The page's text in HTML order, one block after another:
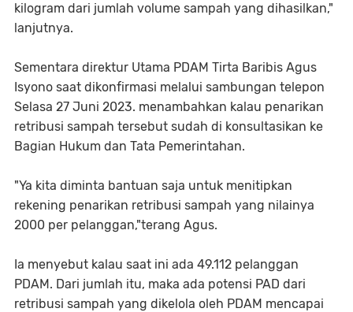
kilogram dari jumlah volume sampah yang dihasilkan,"
lanjutnya.
Sementara direktur Utama PDAM Tirta Baribis Agus
Isyono saat dikonfirmasi melalui sambungan telepon
Selasa 27 Juni 2023. menambahkan kalau penarikan
retribusi sampah tersebut sudah di konsultasikan ke
Bagian Hukum dan Tata Pemerintahan.
"Ya kita diminta bantuan saja untuk menitipkan
rekening penarikan retribusi sampah yang nilainya
2000 per pelanggan,"terang Agus.
Ia menyebut kalau saat ini ada 49.112 pelanggan
PDAM. Dari jumlah itu, maka ada potensi PAD dari
retribusi sampah yang dikelola oleh PDAM mencapai